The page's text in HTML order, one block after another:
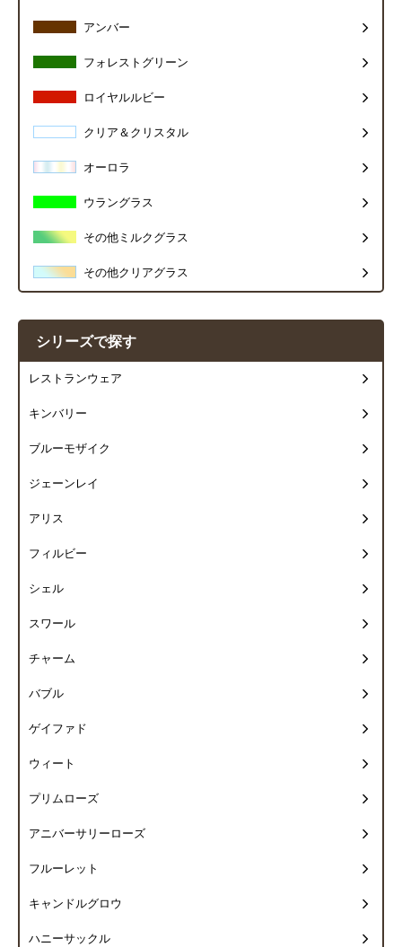
アンバー
フォレストグリーン
ロイヤルルビー
クリア＆クリスタル
オーロラ
ウラングラス
その他ミルクグラス
その他クリアグラス
シリーズで探す
レストランウェア
キンバリー
ブルーモザイク
ジェーンレイ
アリス
フィルビー
シェル
スワール
チャーム
バブル
ゲイファド
ウィート
プリムローズ
アニバーサリーローズ
フルーレット
キャンドルグロウ
ハニーサックル